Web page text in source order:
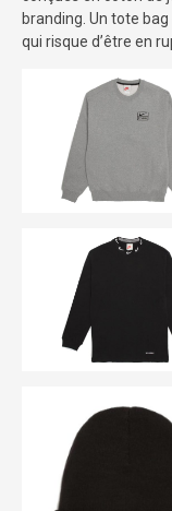
branding. Un tote
qui risque d’être en